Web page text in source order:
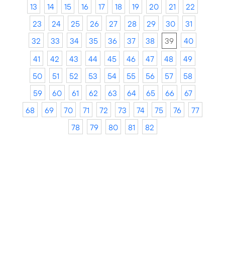
13
14 15 16 17 18 19 20 21
22
23
24 25 26 27 28 29 30
31
32
33 34 35 36 37 38 39
40
41
42 43 44 45 46 47 48
49
50
51 52 53 54 55 56 57
58
59
60 61 62 63 64 65 66
67
68
69 70 71 72 73 74 75 76
77
78
79 80 81 82